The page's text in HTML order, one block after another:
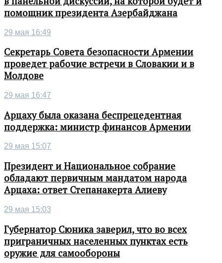
помощник президента Азербайджана
29 мая 16:49
Секретарь Совета безопасности Армении
проведет рабочие встречи в Словакии и в
Молдове
29 мая 16:47
Арцаху была оказана беспрецедентная
поддержка: министр финансов Армении
29 мая 15:07
Президент и Национальное собрание
обладают первичным мандатом народа
Арцаха: ответ Степанакерта Алиеву
29 мая 15:03
Губернатор Сюника заверил, что во всех
приграничных населенных пунктах есть
оружие для самообороны